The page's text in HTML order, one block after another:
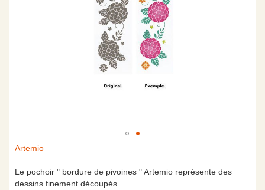
Artemio
Le pochoir " bordure de pivoines " Artemio représente des
dessins finement découpés.
Skip
the
beginning